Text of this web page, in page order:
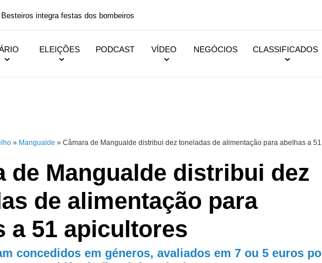
integra festas dos bombeiros
ELEIÇÕES PODCAST VÍDEO NEGÓCIOS CLASSIFICADOS
» Mangualde » Câmara de Mangualde distribui dez toneladas de alimentação para abelhas a 51
de Mangualde distribui dez
de alimentação para
a 51 apicultores
concedidos em géneros, avaliados em 7 ou 5 euros